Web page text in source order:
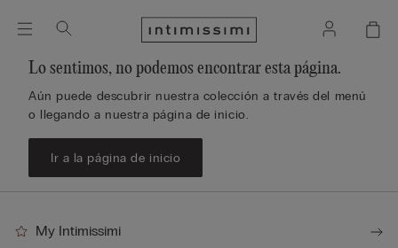
Lo sentimos, no podemos encontrar esta página.
Aún puede descubrir nuestra colección a través del menú
o llegando a nuestra página de inicio.
Ir a la página de inicio
My Intimissimi